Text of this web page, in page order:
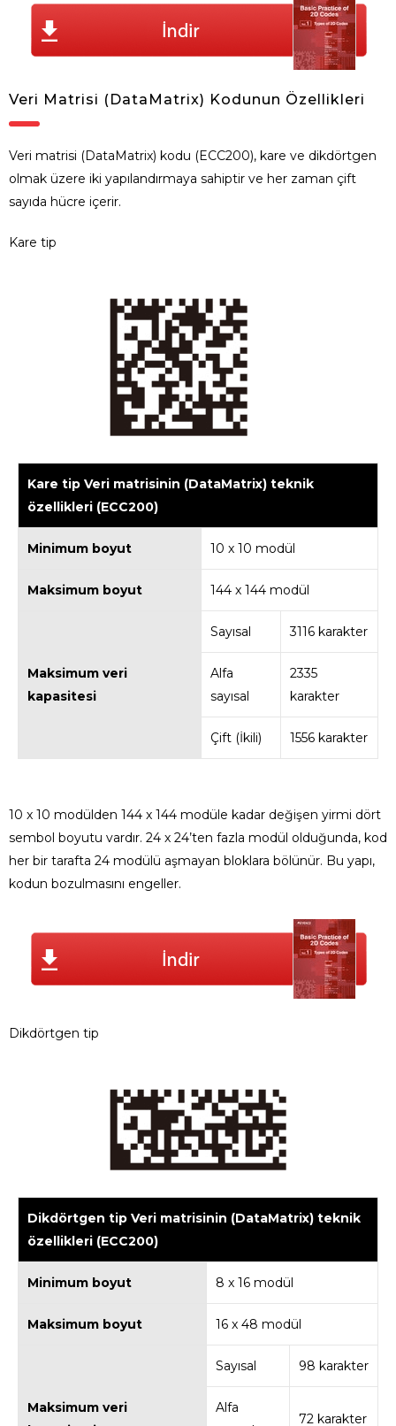
Veri Matrisi (DataMatrix) Kodunun Özellikleri
Veri matrisi (DataMatrix) kodu (ECC200), kare ve dikdörtgen
olmak üzere iki yapılandırmaya sahiptir ve her zaman çift
sayıda hücre içerir.
Kare tip
Kare tip Veri matrisinin (DataMatrix) teknik
özellikleri (ECC200)
Minimum boyut 10 x 10 modül
Maksimum boyut 144 x 144 modül
Maksimum veri
kapasitesi
Sayısal 3116 karakter
Alfa
sayısal
2335
karakter
Çift (İkili) 1556 karakter
10 x 10 modülden 144 x 144 modüle kadar değişen yirmi dört
sembol boyutu vardır. 24 x 24’ten fazla modül olduğunda, kod
her bir tarafta 24 modülü aşmayan bloklara bölünür. Bu yapı,
kodun bozulmasını engeller.
Dikdörtgen tip
Dikdörtgen tip Veri matrisinin (DataMatrix) teknik
özellikleri (ECC200)
Minimum boyut 8 x 16 modül
Maksimum boyut 16 x 48 modül
Maksimum veri
Sayısal 98 karakter
Alfa
72 karakter